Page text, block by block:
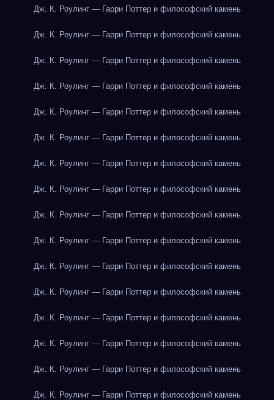
Дж. К. Роулинг — Гарри Поттер и философский камень
Дж. К. Роулинг — Гарри Поттер и философский камень
Дж. К. Роулинг — Гарри Поттер и философский камень
Дж. К. Роулинг — Гарри Поттер и философский камень
Дж. К. Роулинг — Гарри Поттер и философский камень
Дж. К. Роулинг — Гарри Поттер и философский камень
Дж. К. Роулинг — Гарри Поттер и философский камень
Дж. К. Роулинг — Гарри Поттер и философский камень
Дж. К. Роулинг — Гарри Поттер и философский камень
Дж. К. Роулинг — Гарри Поттер и философский камень
Дж. К. Роулинг — Гарри Поттер и философский камень
Дж. К. Роулинг — Гарри Поттер и философский камень
Дж. К. Роулинг — Гарри Поттер и философский камень
Дж. К. Роулинг — Гарри Поттер и философский камень
Дж. К. Роулинг — Гарри Поттер и философский камень
Дж. К. Роулинг — Гарри Поттер и философский камень